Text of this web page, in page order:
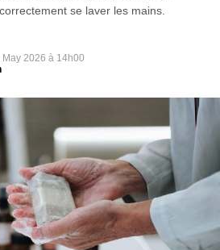
se laver les mains.
May 2026 à 14h00